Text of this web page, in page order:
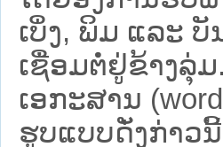
ເບິ່ງ, ພິມ ແລະ ບັ
ເຊື່ອມຕໍ່ຢູ່ຂ້າງລຸ່
ເອກະສານ
ຮູບແບບດັ່ງກ່າວ